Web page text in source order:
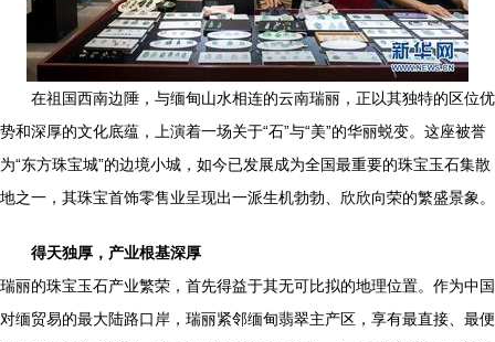
在祖国西南边陲，与缅甸山水相连的云南瑞丽，正以其独特的区位优
势和深厚的文化底蕴，上演着一场关于“石”与“美”的华丽蜕变。这座被誉
为“东方珠宝城”的边境小城，如今已发展成为全国最重要的珠宝玉石集散
地之一，其珠宝首饰零售业呈现出一派生机勃勃、欣欣向荣的繁盛景象。
得天独厚，产业根基深厚
瑞丽的珠宝玉石产业繁荣，首先得益于其无可比拟的地理位置。作为中国
对缅贸易的最大陆路口岸，瑞丽紧邻缅甸翡翠主产区，享有最直接、最便